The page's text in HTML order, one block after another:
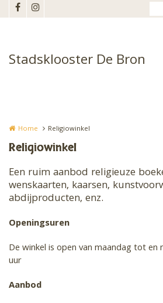
Overslaan en naar de inhoud gaan
Stadsklooster De Bron
Home Religiowinkel
Religiowinkel
Een ruim aanbod religieuze
wenskaarten, kaarsen,
abdijproducten, enz.
Openingsuren
De winkel is open van maandag tot
uur
Aanbod